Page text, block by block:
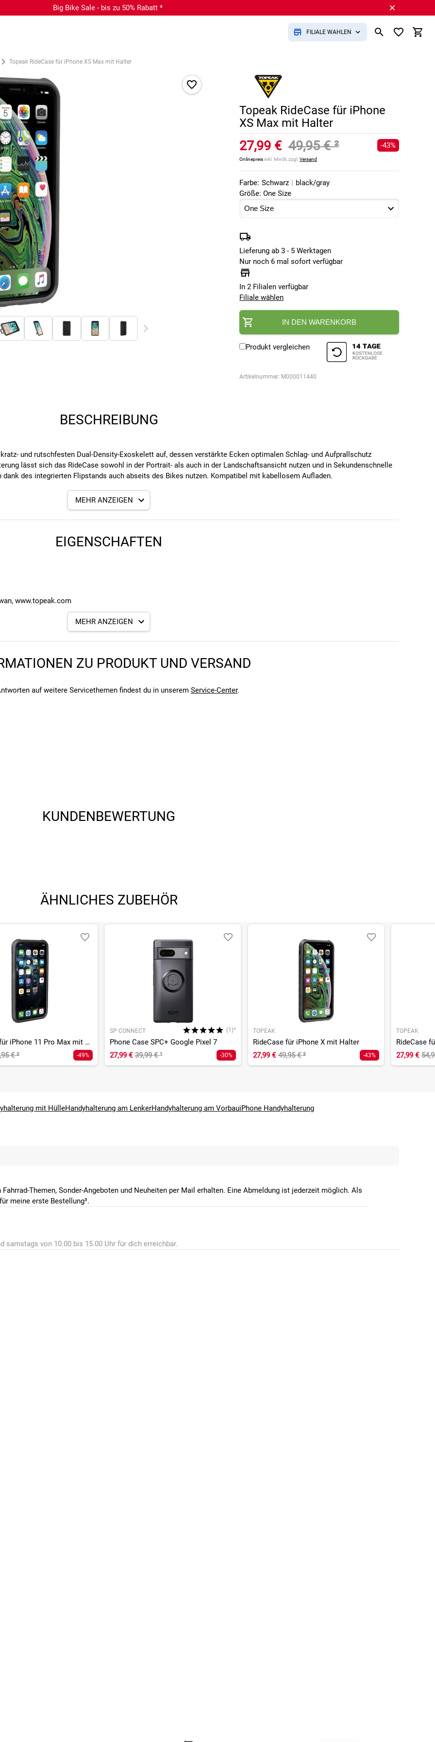
Big Bike Sale - bis zu 50% Rabatt ⁴
FILIALE WÄHLEN
Topeak RideCase für iPhone XS Max mit Halter
Topeak RideCase für iPhone
XS Max mit Halter
27,99 € 49,95 €²
Onlinepreisinkl. MwSt, zzgl.Versand
-43%
Farbe: Schwarz | black/gray
Größe: One Size
Lieferung ab 3 - 5 Werktagen
Nur noch 6 mal sofort verfügbar
In 2 Filialen verfügbar
Filiale wählen
IN DEN WARENKORB
Produkt vergleichen
Artikelnummer: M000011440
BESCHREIBUNG
und rutschfesten Dual-Density-Exoskelett auf, dessen verstärkte Ecken optimalen Schlag- und Aufprallschutz
lässt sich das RideCase sowohl in der Portrait- als auch in der Landschaftsansicht nutzen und in Sekundenschnelle
des integrierten Flipstands auch abseits des Bikes nutzen. Kompatibel mit kabellosem Aufladen.
Lenker, Vorbau oder Ahead-Kappe
Portraitansicht
für den Transport und Standpumpen, Fahrradtaschen und Zubehör, Gepäckträger, Trinkflaschen, Flaschenhalter,
weist eine Erfolgsgeschichte vor, die regelmäßig mit Testsiegen und Designaward-Preisen geehrt wurde. Diese
Bikezubehörhersteller und etablierte Topeak weltweit.
MEHR ANZEIGEN
EIGENSCHAFTEN
www.topeak.com
service@rtisports.de
MEHR ANZEIGEN
ZU PRODUKT UND VERSAND
auf weitere Servicethemen findest du in unserem Service-Center.
KUNDENBEWERTUNG
ÄHNLICHES ZUBEHÖR
RideCase für iPhone 11 Pro Max mit Halter
€² -49%
SP CONNECT (1)*
Phone Case SPC+ Google Pixel 7
27,99 € 39,99 €¹ -30%
TOPEAK
RideCase für iPhone X mit Halter
27,99 € 49,95 €² -43%
TOPEAK
27,99 €
mit HülleHandyhalterung am LenkerHandyhalterung am VorbauiPhone Handyhalterung
Themen, Sonder-Angeboten und Neuheiten per Mail erhalten. Eine Abmeldung ist jederzeit möglich. Als
meine erste Bestellung³.
samstags von 10.00 bis 15.00 Uhr für dich erreichbar.